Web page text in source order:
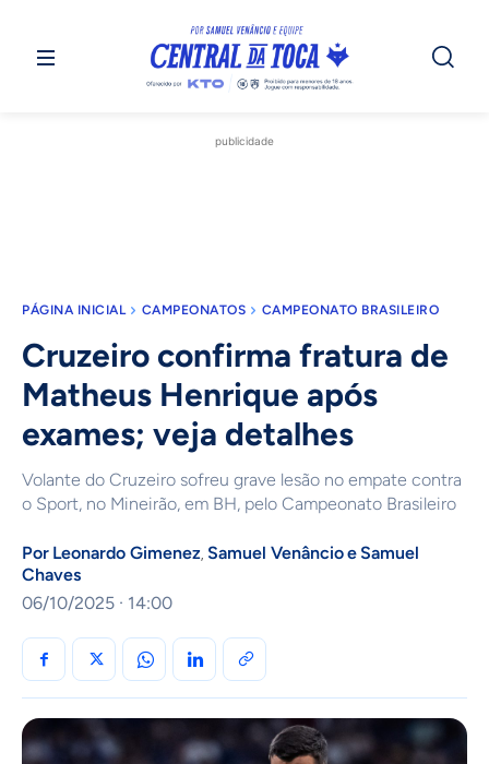
publicidade
PÁGINA INICIAL CAMPEONATOS CAMPEONATO BRASILEIRO
Cruzeiro confirma fratura de
Matheus Henrique após
exames; veja detalhes
Volante do Cruzeiro sofreu grave lesão no empate contra
o Sport, no Mineirão, em BH, pelo Campeonato Brasileiro
Por Leonardo Gimenez Samuel Venâncioe Samuel
Chaves
06/10/2025 · 14:00